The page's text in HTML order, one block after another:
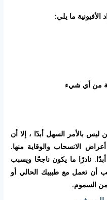
ما يلي:
من أي شيء
بالأمر السهل أبدًا ، إلا أن
الانسحاب والوقاية منها.
نادرًا ما يكون ناجحًا ويسبب
أن تعمل مع طبيبك الحالي أو
السموم.